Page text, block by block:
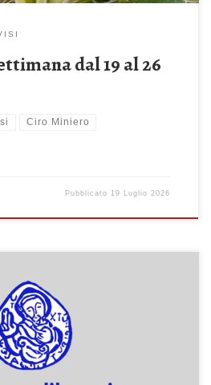
dal 19 al 26
Ciro Miniero
Pubblicato 19 Luglio 2026
mesi estivi il lavoro di Scuola di
7 del libro di don Giussani All’origine
esplicita” LIBRI
2026: ASSEMBLEA PRIORI
Ad inizio Giugno, a Milano, con don